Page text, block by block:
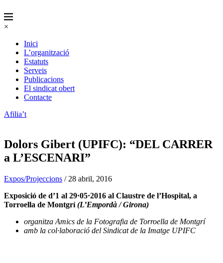
×
Inici
L’organització
Estatuts
Serveis
Publicacions
El sindicat obert
Contacte
Afilia’t
Dolors Gibert (UPIFC): “DEL CARRER
a L’ESCENARI”
Expos/Projeccions / 28 abril, 2016
Exposició de d’1 al 29·05·2016 al Claustre de l’Hospital, a
Torroella de Montgrí(L’Empordà / Girona)
organitza Amics de la Fotografia de Torroella de Montgrí
amb la col·laboració del Sindicat de la Imatge UPIFC